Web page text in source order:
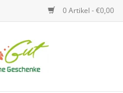
0 Artikel - €0,00